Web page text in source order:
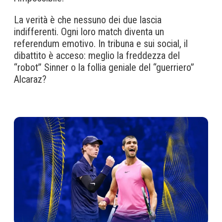
La verità è che nessuno dei due lascia
indifferenti. Ogni loro match diventa un
referendum emotivo. In tribuna e sui social, il
dibattito è acceso: meglio la freddezza del
“robot” Sinner o la follia geniale del “guerriero”
Alcaraz?